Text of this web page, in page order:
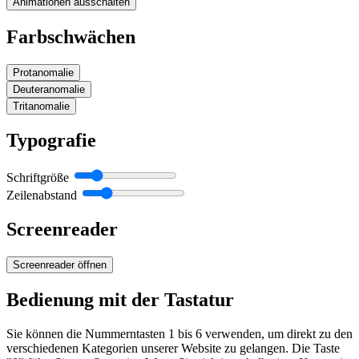
Farbschwächen
Protanomalie
Deuteranomalie
Tritanomalie
Typografie
Schriftgröße
Zeilenabstand
Screenreader
Screenreader öffnen
Bedienung mit der Tastatur
Sie können die Nummerntasten 1 bis 6 verwenden, um direkt zu den
verschiedenen Kategorien unserer Website zu gelangen. Die Taste